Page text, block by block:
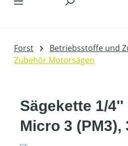
Forst
Betriebsstoffe und
Zubehör Motorsägen
Sägekette 1/4''
Micro 3 (PM3),